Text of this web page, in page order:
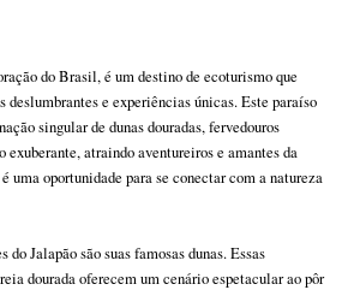
do Brasil, é um destino de ecoturismo que
deslumbrantes e experiências únicas. Este paraíso
singular de dunas douradas, fervedouros
exuberante, atraindo aventureiros e amantes da
uma oportunidade para se conectar com a natureza
Jalapão são suas famosas dunas. Essas
dourada oferecem um cenário espetacular ao pôr